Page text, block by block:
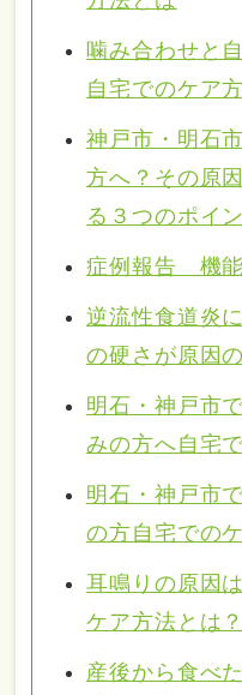
噛み合わせと
自宅でのケア
神戸市・明石
方へ？その原
る３つのポイ
症例報告 機
逆流性食道炎
の硬さが原因
明石・神戸市
みの方へ自宅
明石・神戸市
の方自宅での
耳鳴りの原因
ケア方法とは？
産後から食べ